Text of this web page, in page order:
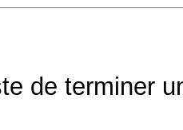
de terminer